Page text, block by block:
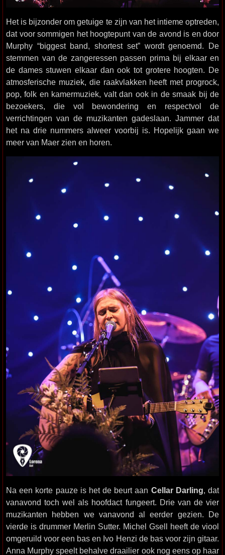
Het is bijzonder om getuige te zijn van het intieme optreden,
dat voor sommigen het hoogtepunt van de avond is en door
Murphy “biggest band, shortest set” wordt genoemd. De
stemmen van de zangeressen passen prima bij elkaar en
de dames stuwen elkaar dan ook tot grotere hoogten. De
atmosferische muziek, die raakvlakken heeft met progrock,
pop, folk en kamermuziek, valt dan ook in de smaak bij de
bezoekers, die vol bewondering en respectvol de
verrichtingen van de muzikanten gadeslaan. Jammer dat
het na drie nummers alweer voorbij is. Hopelijk gaan we
meer van Maer zien en horen.
Na een korte pauze is het de beurt aan Cellar Darling, dat
vanavond toch wel als hoofdact fungeert. Drie van de vier
muzikanten hebben we vanavond al eerder gezien. De
vierde is drummer Merlin Sutter. Michel Gsell heeft de viool
omgeruild voor een bas en Ivo Henzi de bas voor zijn gitaar.
Anna Murphy speelt behalve draailier ook nog eens op haar